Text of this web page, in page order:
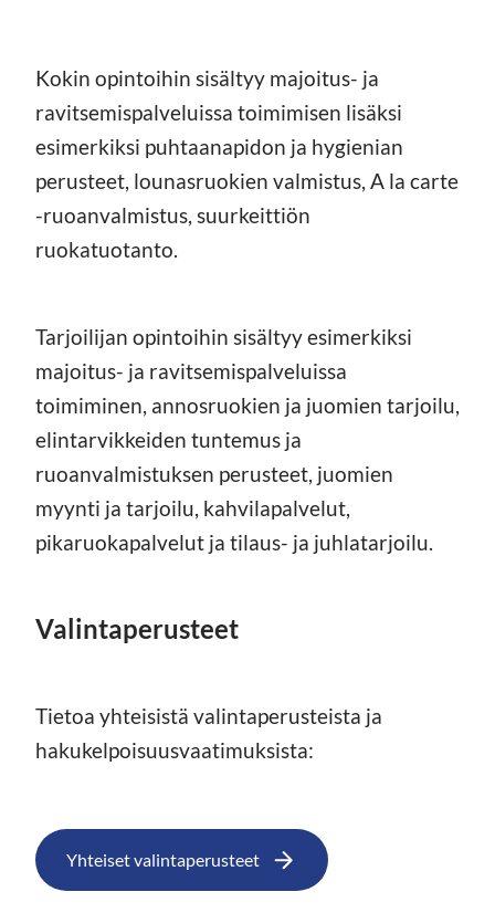
Kokin opintoihin sisältyy majoitus- ja
ravitsemispalveluissa toimimisen lisäksi
esimerkiksi puhtaanapidon ja hygienian
perusteet, lounasruokien valmistus, A la carte
-ruoanvalmistus, suurkeittiön
ruokatuotanto.
Tarjoilijan opintoihin sisältyy esimerkiksi
majoitus- ja ravitsemispalveluissa
toimiminen, annosruokien ja juomien tarjoilu,
elintarvikkeiden tuntemus ja
ruoanvalmistuksen perusteet, juomien
myynti ja tarjoilu, kahvilapalvelut,
pikaruokapalvelut ja tilaus- ja juhlatarjoilu.
Valintaperusteet
Tietoa yhteisistä valintaperusteista ja
hakukelpoisuusvaatimuksista:
Yhteiset valintaperusteet